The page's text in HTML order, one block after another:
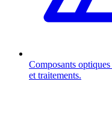
Composants optiques
et traitements.